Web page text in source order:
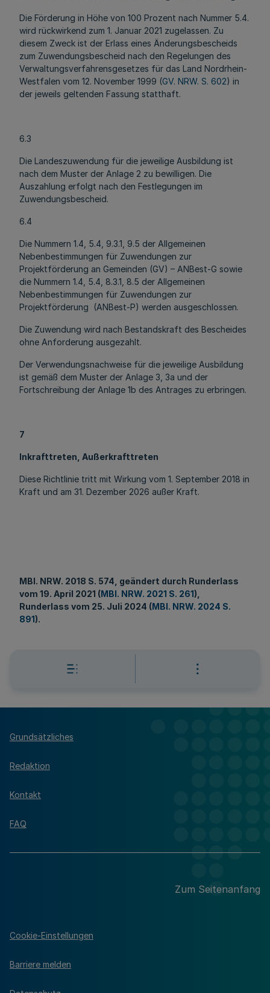
Die Förderung in Höhe von 100 Prozent nach Nummer 5.4.
wird rückwirkend zum 1. Januar 2021 zugelassen. Zu
diesem Zweck ist der Erlass eines Änderungsbescheids
zum Zuwendungsbescheid nach den Regelungen des
Verwaltungsverfahrensgesetzes für das Land Nordrhein-
Westfalen vom 12. November 1999 (GV. NRW. S. 602) in
der jeweils geltenden Fassung statthaft.
6.3
Die Landeszuwendung für die jeweilige Ausbildung ist
nach dem Muster der Anlage 2 zu bewilligen. Die
Auszahlung erfolgt nach den Festlegungen im
Zuwendungsbescheid.
6.4
Die Nummern 1.4, 5.4, 9.3.1, 9.5 der Allgemeinen
Nebenbestimmungen für Zuwendungen zur
Projektförderung an Gemeinden (GV) – ANBest-G sowie
die Nummern 1.4, 5.4, 8.3.1, 8.5 der Allgemeinen
Nebenbestimmungen für Zuwendungen zur
Projektförderung (ANBest-P) werden ausgeschlossen.
Die Zuwendung wird nach Bestandskraft des Bescheides
ohne Anforderung ausgezahlt.
Der Verwendungsnachweise für die jeweilige Ausbildung
ist gemäß dem Muster der Anlage 3, 3a und der
Fortschreibung der Anlage 1b des Antrages zu erbringen.
7
Inkrafttreten, Außerkrafttreten
Diese Richtlinie tritt mit Wirkung vom 1. September 2018 in
Kraft und am 31. Dezember 2026 außer Kraft.
MBl. NRW. 2018 S. 574, geändert durch Runderlass
vom 19. April 2021 (MBl. NRW. 2021 S. 261)
Runderlass vom 25. Juli 2024 (MBl. NRW. 2024 S.
891).
Grundsätzliches
Redaktion
Kontakt
FAQ
Zum Seitenanfang
Cookie-Einstellungen
Barriere melden